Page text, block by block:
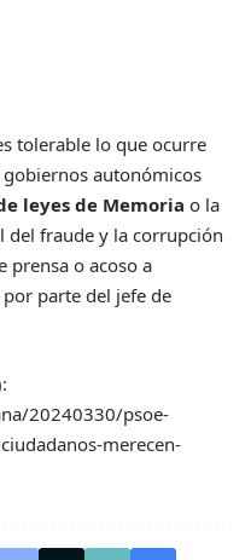
tolerable lo que ocurre
autonómicos
leyes de Memoria o la
del fraude y la corrupción
prensa o acoso a
parte del jefe de
20240330/psoe-
merecen-